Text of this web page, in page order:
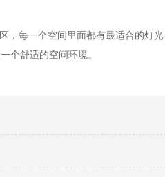
，每一个空间里面都有最适合的灯光
个舒适的空间环境。